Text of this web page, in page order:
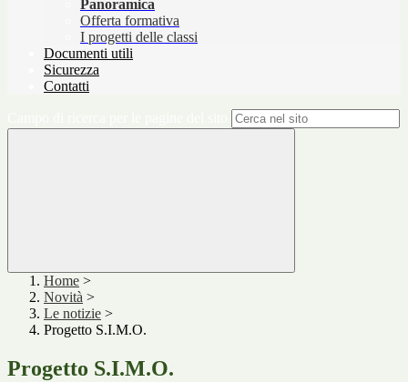
Panoramica
Offerta formativa
I progetti delle classi
Documenti utili
Sicurezza
Contatti
Home >
Novità >
Le notizie >
Progetto S.I.M.O.
Progetto S.I.M.O.